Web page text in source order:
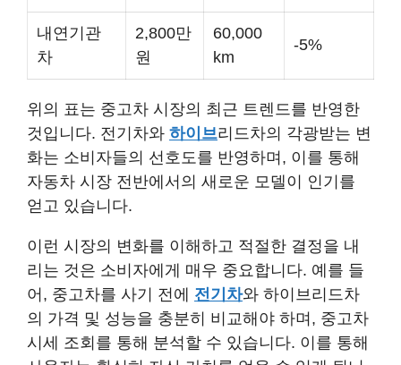
내연기관
차
2,800만
원
60,000
km
-5%
위의 표는 중고차 시장의 최근 트렌드를 반영한
것입니다. 전기차와 하이브리드차의 각광받는 변
화는 소비자들의 선호도를 반영하며, 이를 통해
자동차 시장 전반에서의 새로운 모델이 인기를
얻고 있습니다.
이런 시장의 변화를 이해하고 적절한 결정을 내
리는 것은 소비자에게 매우 중요합니다. 예를 들
어, 중고차를 사기 전에 전기차와 하이브리드차
의 가격 및 성능을 충분히 비교해야 하며, 중고차
시세 조회를 통해 분석할 수 있습니다. 이를 통해